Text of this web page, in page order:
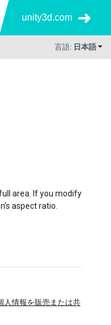
unity3d.com
言語: 日本語
area. If you modify
aspect ratio.
人情報を販売または共